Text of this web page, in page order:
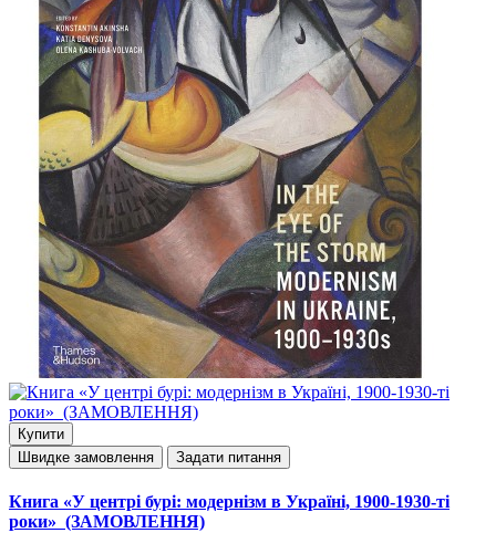
Купити
Швидке замовлення
Задати питання
Книга «У центрі бурі: модернізм в Україні, 1900-1930-ті
роки» (ЗАМОВЛЕННЯ)